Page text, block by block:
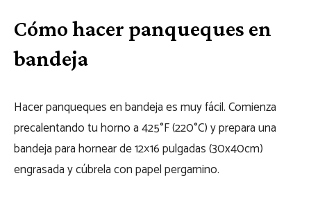
Cómo hacer panqueques en
bandeja
Hacer panqueques en bandeja es muy fácil. Comienza
precalentando tu horno a 425°F (220°C) y prepara una
bandeja para hornear de 12×16 pulgadas (30x40cm)
engrasada y cúbrela con papel pergamino.